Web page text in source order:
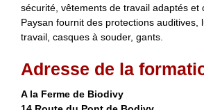
sécurité, vêtements de travail adaptés et
Paysan fournit des protections auditives,
travail, casques à souder, gants.
Adresse de la
A la Ferme de Biodivy